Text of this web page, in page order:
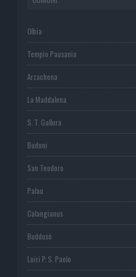
Olbia
Tempio Pausania
Arzachena
La Maddalena
S. T. Gallura
Budoni
San Teodoro
Palau
Calangianus
Buddusò
Loiri P. S. Paolo